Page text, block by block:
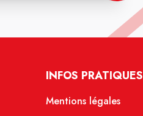
INFOS PRATIQUES
Mentions légales